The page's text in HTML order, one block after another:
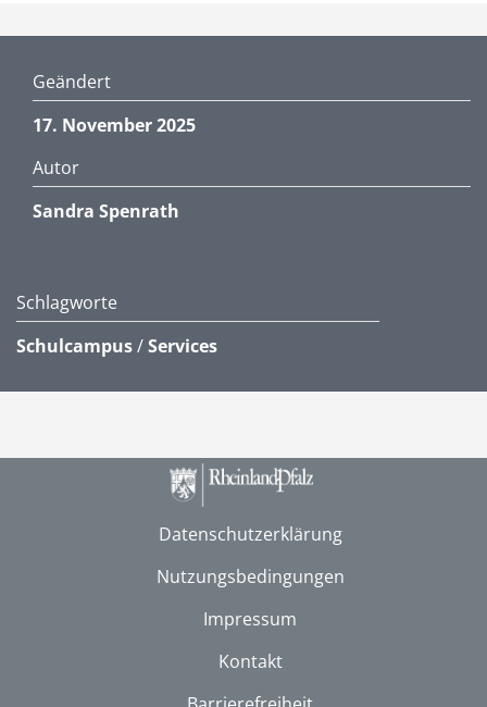
Geändert
17. November 2025
Autor
Sandra Spenrath
Schlagworte
Schulcampus/Services
Datenschutzerklärung
Nutzungsbedingungen
Impressum
Kontakt